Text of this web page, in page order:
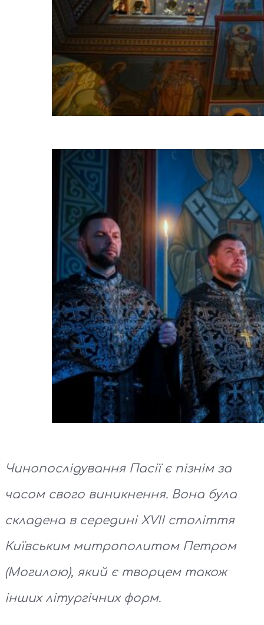
Чинопослідування Пасії є пізнім за
часом свого виникнення. Вона була
складена в середині XVII століття
Київським митрополитом Петром
(Могилою), який є творцем також
інших літургічних форм.